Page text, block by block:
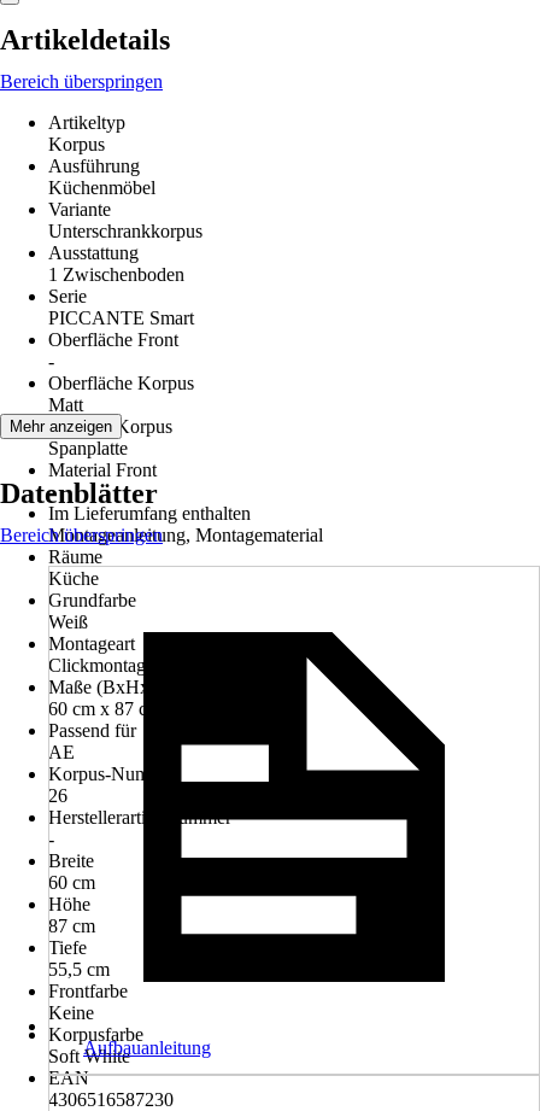
Artikeldetails
Bereich überspringen
Artikeltyp
Korpus
Ausführung
Küchenmöbel
Variante
Unterschrankkorpus
Ausstattung
1 Zwischenboden
Serie
PICCANTE Smart
Oberfläche Front
-
Oberfläche Korpus
Matt
Material Korpus
Spanplatte
Material Front
-
Im Lieferumfang enthalten
Montageanleitung, Montagematerial
Räume
Küche
Grundfarbe
Weiß
Montageart
Clickmontage
Maße (BxHxT)
60 cm x 87 cm x 55.5 cm
Passend für
AE
Korpus-Nummer
26
Herstellerartikelnummer
-
Breite
60 cm
Höhe
87 cm
Tiefe
55,5 cm
Frontfarbe
Keine
Korpusfarbe
Soft White
EAN
4306516587230
Mehr anzeigen
Datenblätter
Bereich überspringen
Aufbauanleitung